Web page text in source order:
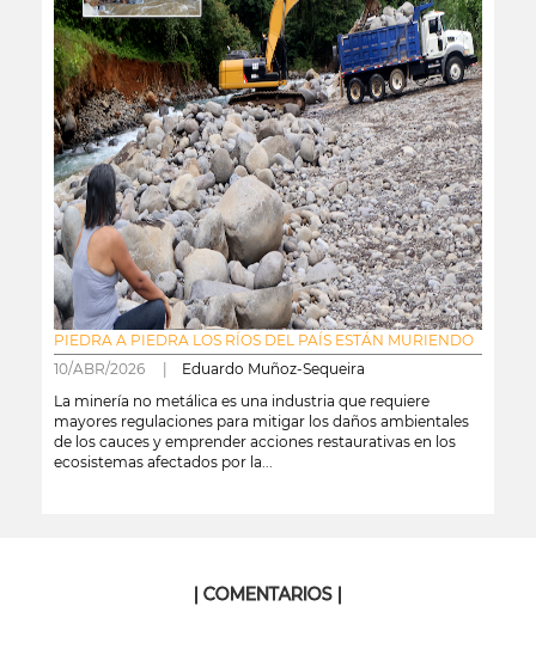
PIEDRA A PIEDRA LOS RÍOS DEL PAÍS ESTÁN MURIENDO
10/ABR/2026 | Eduardo Muñoz-Sequeira
La minería no metálica es una industria que requiere
mayores regulaciones para mitigar los daños ambientales
de los cauces y emprender acciones restaurativas en los
ecosistemas afectados por la...
| COMENTARIOS |